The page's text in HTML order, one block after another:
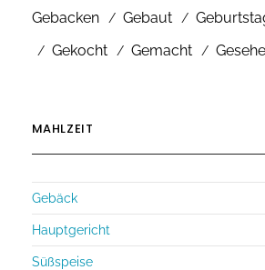
Gebacken Gebaut
Gekocht
Gemacht
MAHLZEIT
Gebäck
Hauptgericht
Süßspeise